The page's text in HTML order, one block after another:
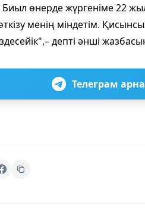
өнерде жүргеніме 22
менің міндетім.
депті әнші
Телеграм